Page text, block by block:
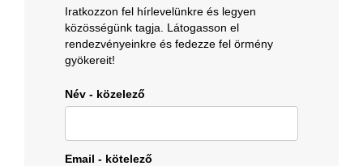
Iratkozzon fel hírlevelünkre és legyen
közösségünk tagja. Látogasson el
rendezvényeinkre és fedezze fel örmény
gyökereit!
Név - közelező
Email - kötelező